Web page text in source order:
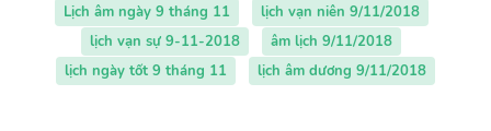
Lịch âm ngày 9 tháng 11
lịch vạn niên 9/11/2018
lịch vạn sự 9-11-2018
âm lịch 9/11/2018
lịch ngày tốt 9 tháng 11
lịch âm dương 9/11/2018